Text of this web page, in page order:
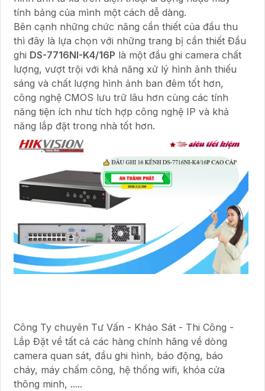
tính bảng của mình một cách dễ dàng.
Bên cạnh những chức năng cần thiết của đầu thu
thì đây là lựa chọn với những trang bị cần thiết Đầu
ghi DS-7716NI-K4/16P là một đầu ghi camera chất
lượng, vượt trội với khả năng xử lý hình ảnh thiếu
sáng và chất lượng hình ảnh ban đêm tốt hơn,
công nghệ CMOS lưu trữ lâu hơn cùng các tính
năng tiện ích như tích hợp công nghệ IP và khả
năng lắp đặt trong nhà tốt hơn.
Công Ty chuyên Tư Vấn - Khảo Sát - Thi Công -
Lắp Đặt về tất cả các hàng chính hãng về dòng
camera quan sát, đầu ghi hình, báo động, báo
cháy, máy chấm công, hệ thống wifi, khóa cửa
thông minh, .....